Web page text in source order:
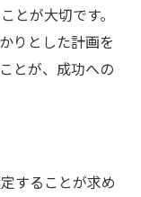
とが大切です。
りとした計画を
とが、成功への
することが求め